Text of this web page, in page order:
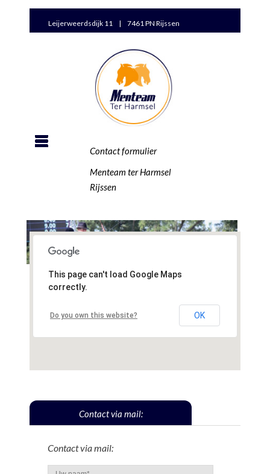
Leijerweerdsdijk 11 | 7461 PN Rijssen
Contact formulier
Menteam ter Harmsel
Rijssen
This page can't load Google Maps
correctly.
Do you own this website? OK
Contact via mail:
Contact via mail: